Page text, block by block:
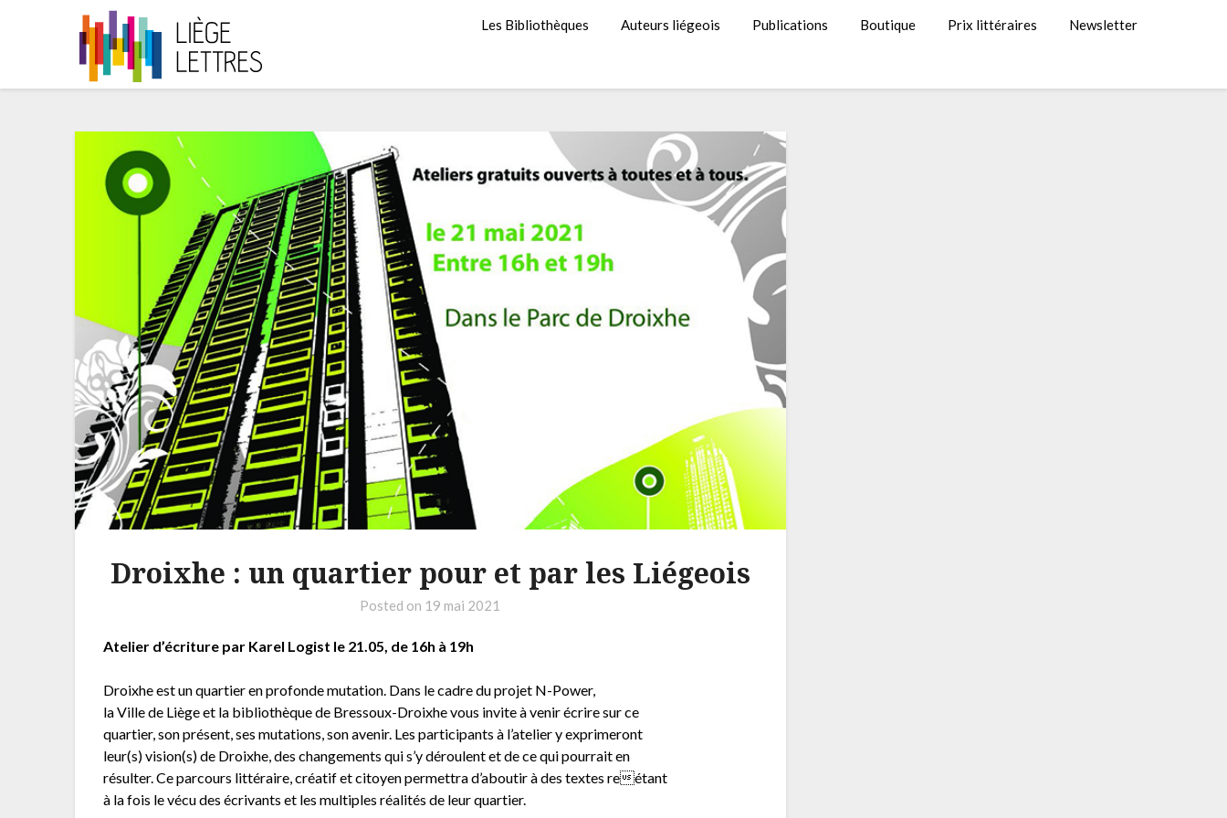
Les Bibliothèques Auteurs liégeois Publications Boutique Prix littéraires Newsletter
Droixhe : un quartier pour et par les Liégeois
Posted on 19 mai 2021
Atelier d’écriture par Karel Logist le 21.05, de 16h à 19h
Droixhe est un quartier en profonde mutation. Dans le cadre du projet N-Power,
la Ville de Liège et la bibliothèque de Bressoux-Droixhe vous invite à venir écrire sur ce
quartier, son présent, ses mutations, son avenir. Les participants à l’atelier y exprimeront
leur(s) vision(s) de Droixhe, des changements qui s’y déroulent et de ce qui pourrait en
résulter. Ce parcours littéraire, créatif et citoyen permettra d’aboutir à des textes reétant
à la fois le vécu des écrivants et les multiples réalités de leur quartier.